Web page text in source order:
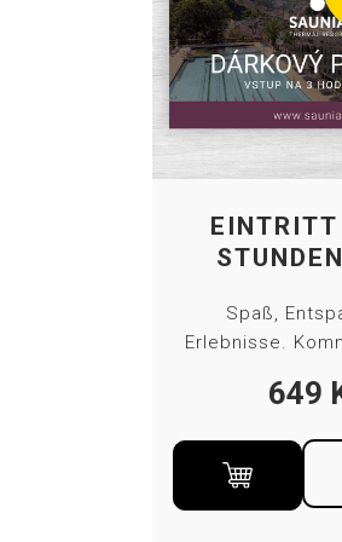
EINTRITT
Spaß,
Erlebnisse.
Welt der
Mineralwasser
649